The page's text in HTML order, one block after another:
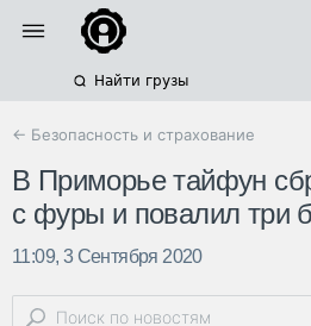
Найти грузы
← Безопасность и страхование
В Приморье тайфун
с фуры и повалил три
11:09, 3 Сентября 2020